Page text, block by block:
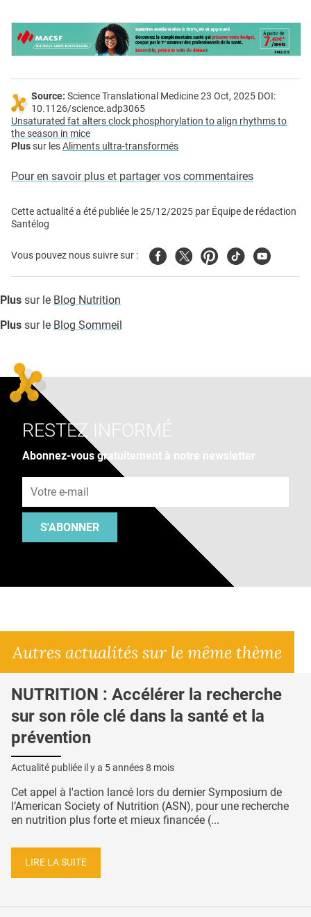
Source: Science Translational Medicine 23 Oct, 2025 DOI:
10.1126/science.adp3065
Unsaturated fat alters clock phosphorylation to align rhythms to
the season in mice
Plussur lesAliments ultra-transformés
Pour en savoir plus et partager vos commentaires
Cette actualité a été publiée le25/12/2025 par Équipe de rédaction
Santélog
Vous pouvez nous suivre sur : FacebookTwitterPinterest
TiktokYoutube
Plus sur le Blog Nutrition
Plus sur le Blog Sommeil
RESTEZ INFORMÉ
Abonnez-vous gratuitement à notre newsletter
S'ABONNER
Autres actualités sur le même thème
NUTRITION : Accélérer la recherche
sur son rôle clé dans la santé et la
prévention
Actualité publiée il y a 5 années 8 mois
Cet appel à l'action lancé lors du dernier Symposium de
l’American Society of Nutrition (ASN), pour une recherche
en nutrition plus forte et mieux financée (...
LIRE LA SUITE